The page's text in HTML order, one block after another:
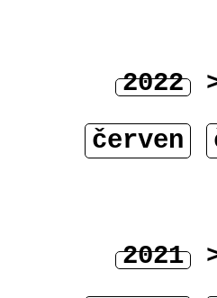
2022
červen
2021